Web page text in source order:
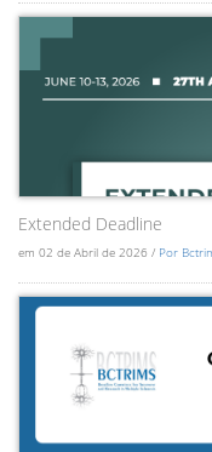
Extended Deadline
em 02 de Abril de 2026 / Por